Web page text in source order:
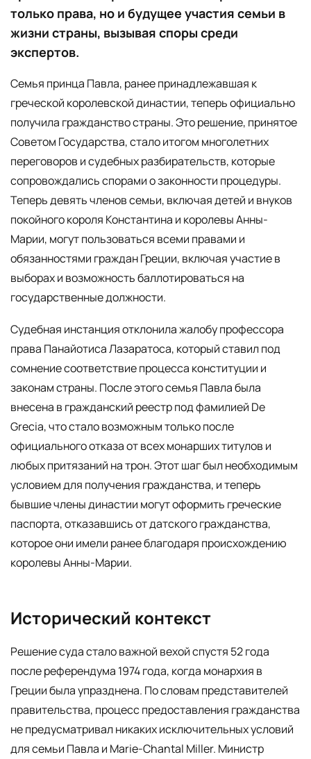
только права, но и будущее участия семьи в
жизни страны, вызывая споры среди
экспертов.
Семья принца Павла, ранее принадлежавшая к
греческой королевской династии, теперь официально
получила гражданство страны. Это решение, принятое
Советом Государства, стало итогом многолетних
переговоров и судебных разбирательств, которые
сопровождались спорами о законности процедуры.
Теперь девять членов семьи, включая детей и внуков
покойного короля Константина и королевы Анны-
Марии, могут пользоваться всеми правами и
обязанностями граждан Греции, включая участие в
выборах и возможность баллотироваться на
государственные должности.
Судебная инстанция отклонила жалобу профессора
права Панайотиса Лазаратоса, который ставил под
сомнение соответствие процесса конституции и
законам страны. После этого семья Павла была
внесена в гражданский реестр под фамилией De
Grecia, что стало возможным только после
официального отказа от всех монарших титулов и
любых притязаний на трон. Этот шаг был необходимым
условием для получения гражданства, и теперь
бывшие члены династии могут оформить греческие
паспорта, отказавшись от датского гражданства,
которое они имели ранее благодаря происхождению
королевы Анны-Марии.
Исторический контекст
Решение суда стало важной вехой спустя 52 года
после референдума 1974 года, когда монархия в
Греции была упразднена. По словам представителей
правительства, процесс предоставления гражданства
не предусматривал никаких исключительных условий
для семьи Павла и Marie-Chantal Miller. Министр